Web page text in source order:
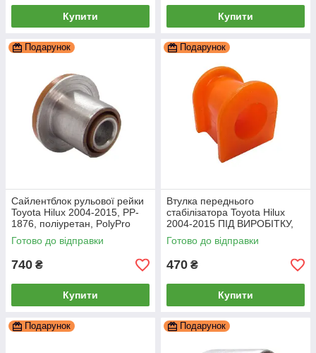
Купити Купити
Подарунок
Сайлентблок рульової рейки
Toyota Hilux 2004-2015, PP-
1876, поліуретан, PolyPro
Готово до відправки
740 ₴
Купити
Подарунок
Втулка переднього
стабілізатора Toyota Hilux
2004-2015 ПІД ВИРОБІТКУ,
PP-0516p, поліуретан,
PolyPro
Готово до відправки
470 ₴
Купити
Подарунок Подарунок